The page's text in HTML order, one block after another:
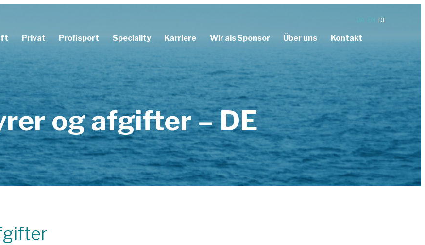
Privat
Unfallversicherung
Profisport
Tagegeldversicherung
Sportinvaliditätsversicherung
Tauchversicherung
Speciality
Ausfallversicherung
Prize-Indemnity-Versicherung
Karriere Wir als Sponsor Über uns Kontakt
DE
og afgifter – DE